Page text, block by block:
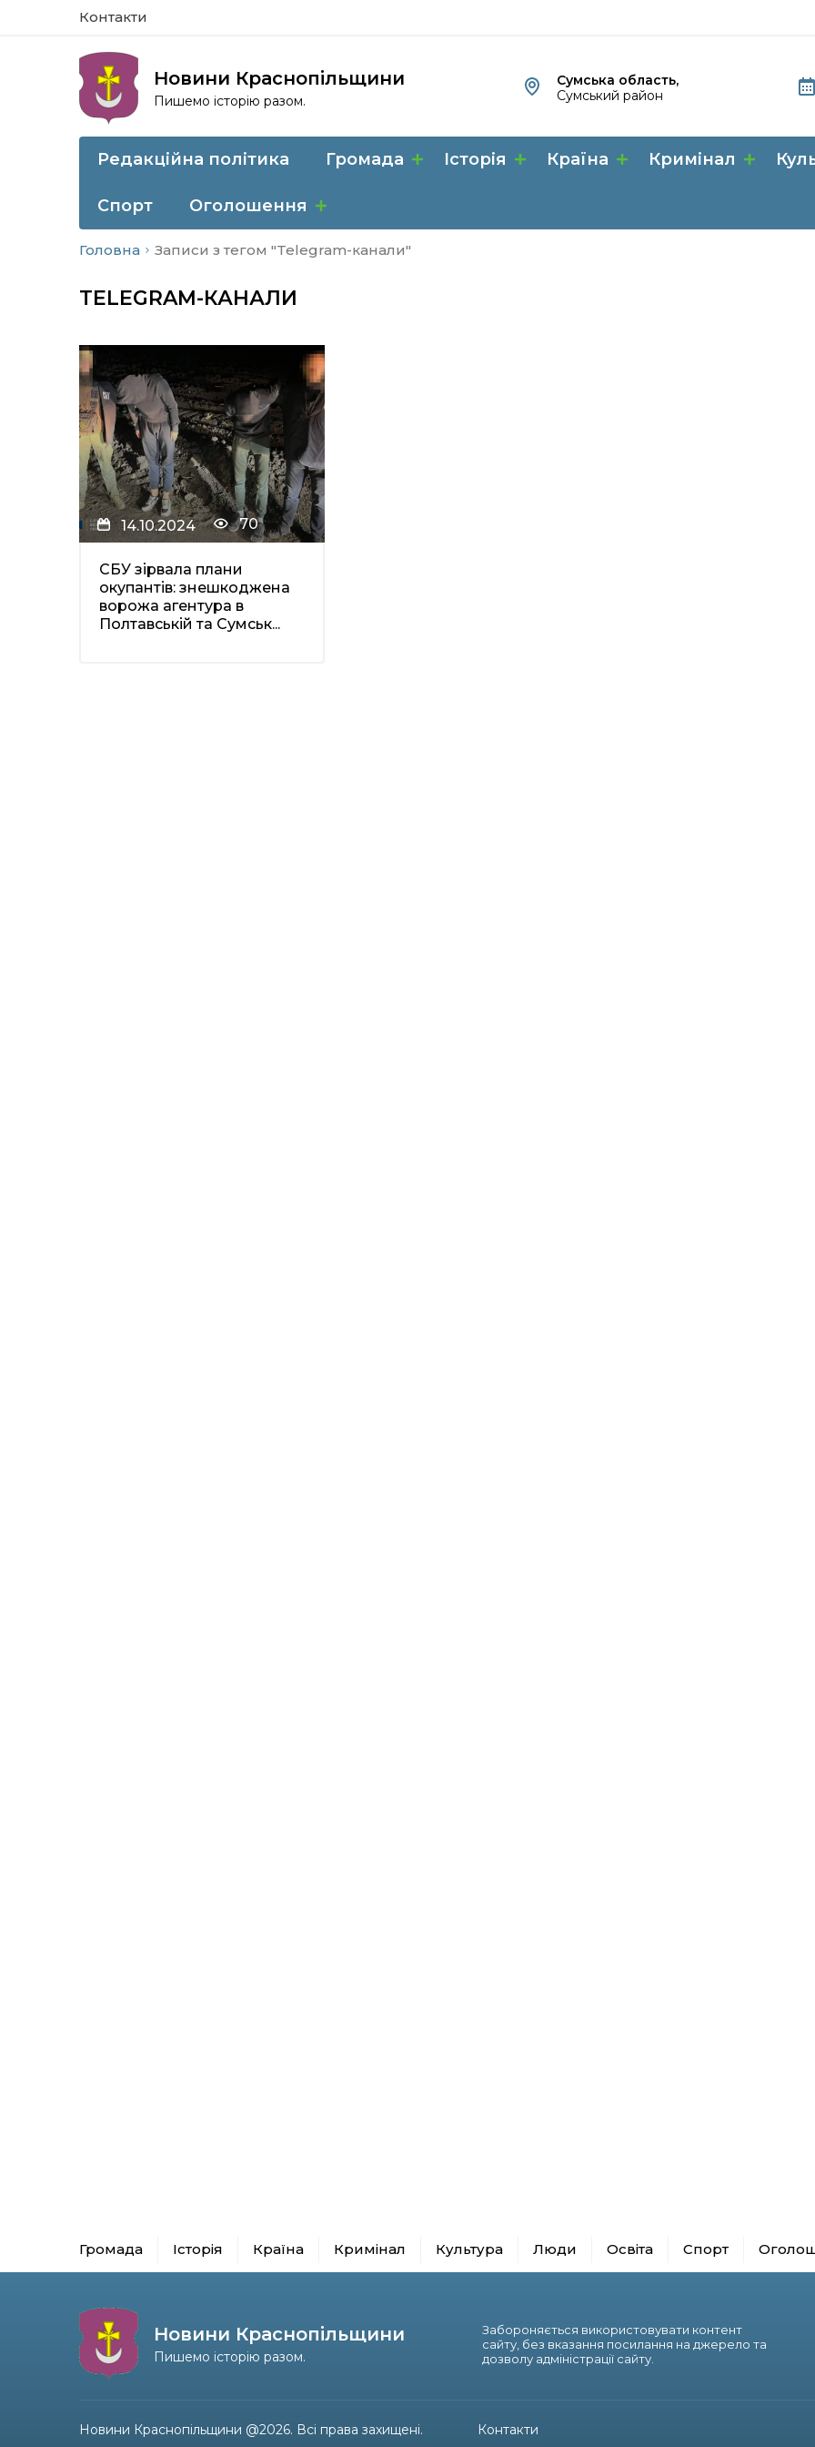
Контакти
Новини Краснопільщини
Пишемо історію разом.
Сумська область,
Сумський район
Редакційна політика Громада Історія Країна Кримінал
Спорт Оголошення
Головна Записи з тегом "Telegram-канали"
TELEGRAM-КАНАЛИ
14.10.2024 70
СБУ зірвала плани
окупантів: знешкоджена
ворожа агентура в
Полтавській та Сумськ...
Громада Історія Країна Кримінал Культура Люди Освіта Спорт
Новини Краснопільщини
Пишемо історію разом.
Забороняється використовувати контент
сайту, без вказання посилання на джерело та
дозволу адміністрації сайту.
Новини Краснопільщини @2026. Всі права захищені. Контакти